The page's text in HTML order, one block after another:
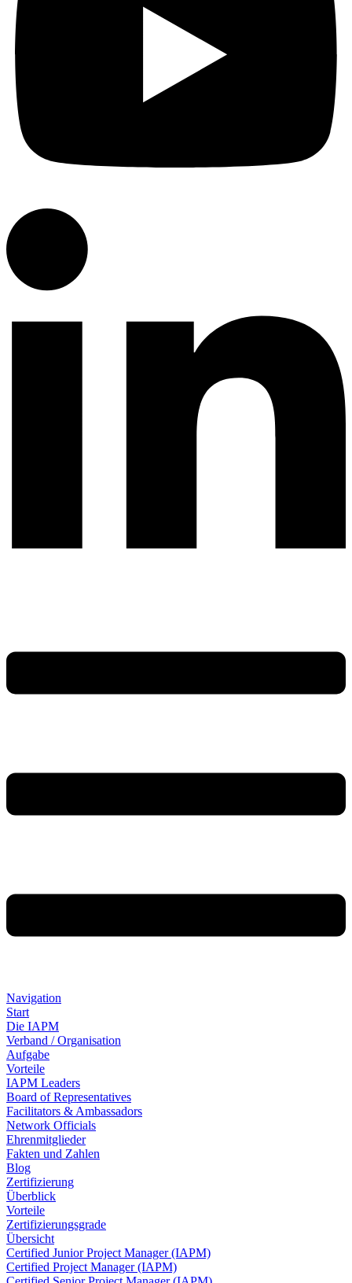
Navigation
Start
Die IAPM
Verband / Organisation
Aufgabe
Vorteile
IAPM Leaders
Board of Representatives
Facilitators & Ambassadors
Network Officials
Ehrenmitglieder
Fakten und Zahlen
Blog
Zertifizierung
Überblick
Vorteile
Zertifizierungsgrade
Übersicht
Certified Junior Project Manager (IAPM)
Certified Project Manager (IAPM)